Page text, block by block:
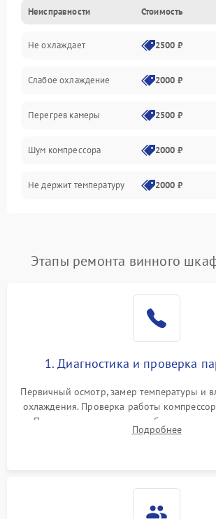
Неисправности Стоимость
Не охлаждает 2500 ₽
Слабое охлаждение 2000 ₽
Перегрев камеры 2500 ₽
Шум компрессора 2000 ₽
Не держит температуру 2000 ₽
Этапы ремонта винного
1. Диагностика и проверка
Первичный осмотр, замер температуры и
охлаждения. Проверка работы
Пельтье, оценка уровня вибрации и
ошибок с модуля
Подробнее